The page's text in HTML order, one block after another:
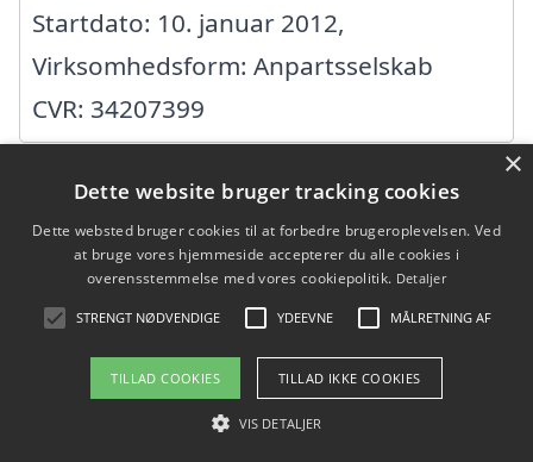
Startdato: 10. januar 2012,
Virksomhedsform: Anpartsselskab
CVR: 34207399
AABYBRO MURERFIRMA ApS
Damengvej 1, 9460 Brovst
Ansatte: 0
Startdato: 26. september 2012,
Virksomhedsform: Anpartsselskab
×
Dette website bruger tracking cookies
Dette websted bruger cookies til at forbedre brugeroplevelsen. Ved
at bruge vores hjemmeside accepterer du alle cookies i
overensstemmelse med vores cookiepolitik. Detaljer
STRENGT NØDVENDIGE YDEEVNE MÅLRETNING AF
TILLAD COOKIES TILLAD IKKE COOKIES
VIS DETALJER